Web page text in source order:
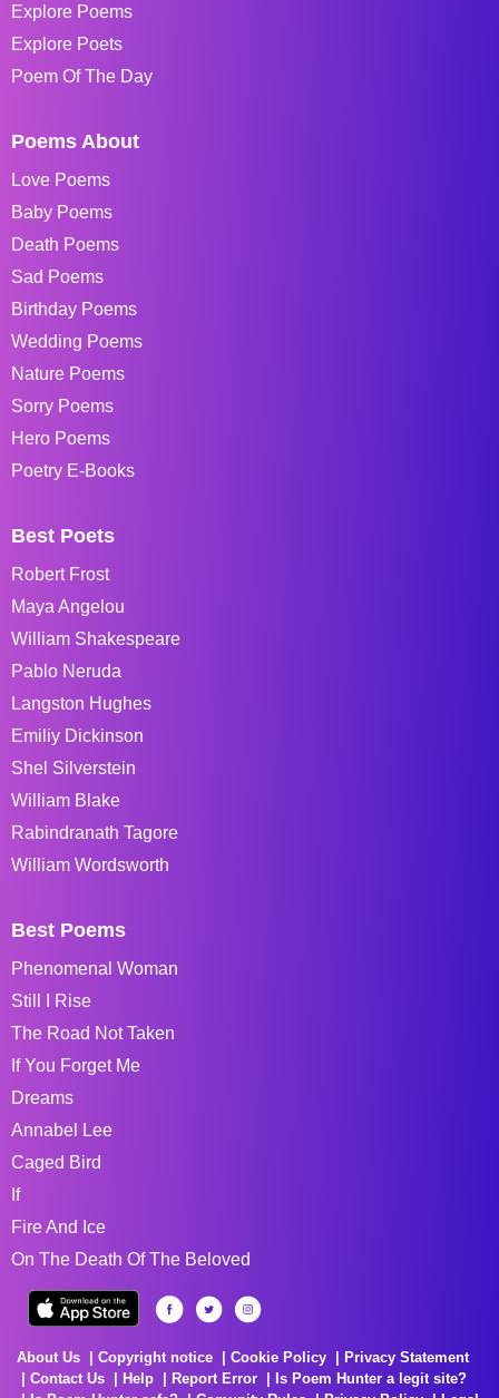
Explore Poems
Explore Poets
Poem Of The Day
Poems About
Love Poems
Baby Poems
Death Poems
Sad Poems
Birthday Poems
Wedding Poems
Nature Poems
Sorry Poems
Hero Poems
Poetry E-Books
Best Poets
Robert Frost
Maya Angelou
William Shakespeare
Pablo Neruda
Langston Hughes
Emiliy Dickinson
Shel Silverstein
William Blake
Rabindranath Tagore
William Wordsworth
Best Poems
Phenomenal Woman
Still I Rise
The Road Not Taken
If You Forget Me
Dreams
Annabel Lee
Caged Bird
If
Fire And Ice
On The Death Of The Beloved
About Us Copyright notice Cookie Policy
Privacy Statement
Contact Us
Help Report Error
Is Poem Hunter a legit site?